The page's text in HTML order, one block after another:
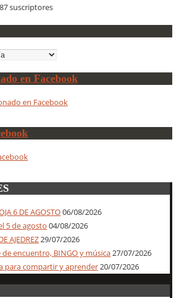
suscriptores
en Facebook
en Facebook
6 DE AGOSTO06/08/2026
5 de agosto 04/08/2026
AJEDREZ29/07/2026
de encuentro, BINGO y música27/07/2026
para compartir y aprender20/07/2026